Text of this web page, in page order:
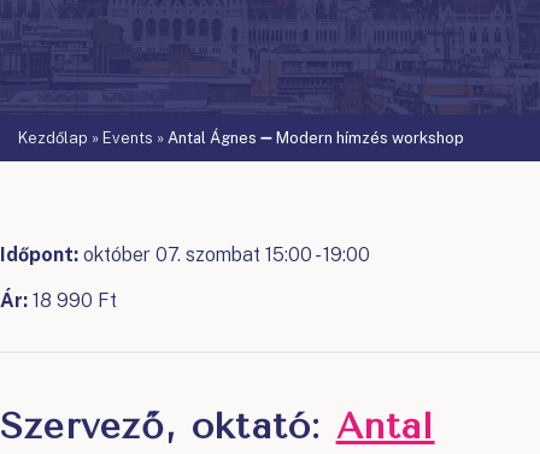
Kezdőlap » Events » Antal Ágnes ➖ Modern hímzés workshop
Időpont: október 07. szombat 15:00 - 19:00
Ár: 18 990 Ft
Szervező, oktató: Antal